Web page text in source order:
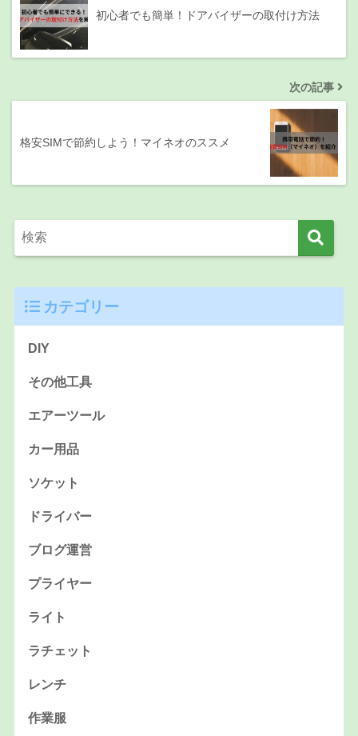
初心者でも簡単！ドアバイザーの取付け方法
次の記事
格安SIMで節約しよう！マイネオのススメ
カテゴリー
DIY
その他工具
エアーツール
カー用品
ソケット
ドライバー
ブログ運営
プライヤー
ライト
ラチェット
レンチ
作業服